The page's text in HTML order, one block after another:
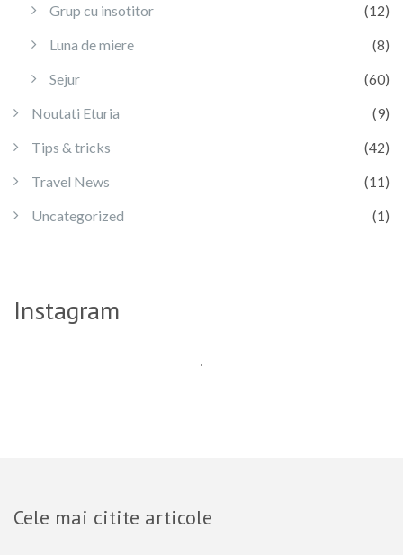
Grup cu insotitor
(12)
Luna de miere
(8)
Sejur
(60)
Noutati Eturia
(9)
Tips & tricks
(42)
Travel News
(11)
Uncategorized
(1)
Instagram
Cele mai citite articole